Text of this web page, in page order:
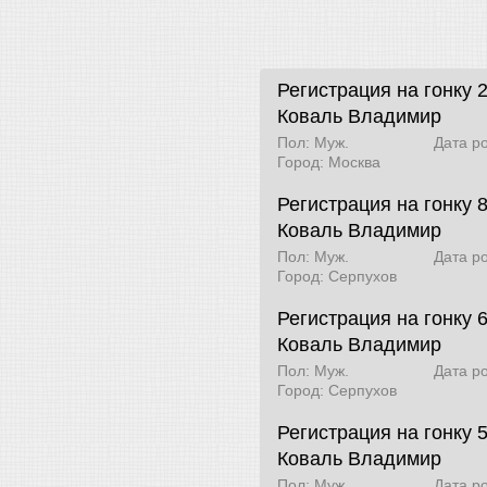
Регистрация на
Коваль Владимир
Пол: Муж.
Дата
Город: Москва
Регистрация на гонку
Коваль Владимир
Пол: Муж.
Дата
Город: Серпухов
Регистрация на гонку
Коваль Владимир
Пол: Муж.
Дата
Город: Серпухов
Регистрация на
Коваль Владимир